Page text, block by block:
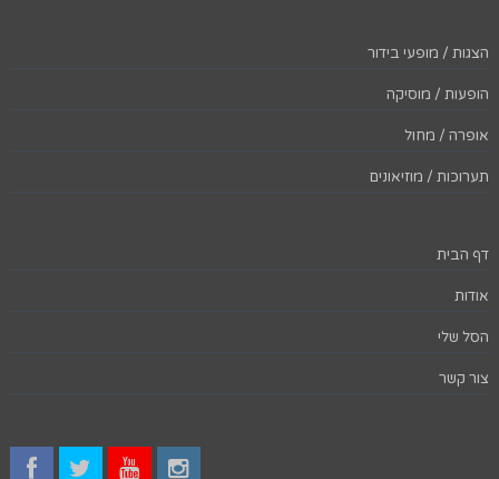
הצגות / מופעי בידור
הופעות / מוסיקה
אופרה / מחול
תערוכות / מוזיאונים
דף הבית
אודות
הסל שלי
צור קשר